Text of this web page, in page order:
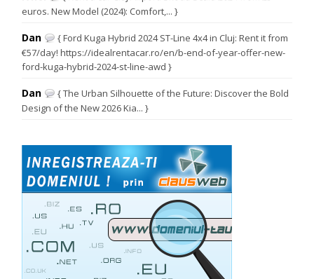
euros. New Model (2024): Comfort,... }
Dan
{ Ford Kuga Hybrid 2024 ST-Line 4x4 in Cluj: Rent it from
€57/day! https://idealrentacar.ro/en/b-end-of-year-offer-new-
ford-kuga-hybrid-2024-st-line-awd }
Dan
{ The Urban Silhouette of the Future: Discover the Bold
Design of the New 2026 Kia... }